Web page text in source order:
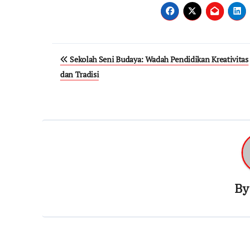
Post
navigation
Sekolah Seni Budaya: Wadah Pendidikan Kreativitas
dan Tradisi
By